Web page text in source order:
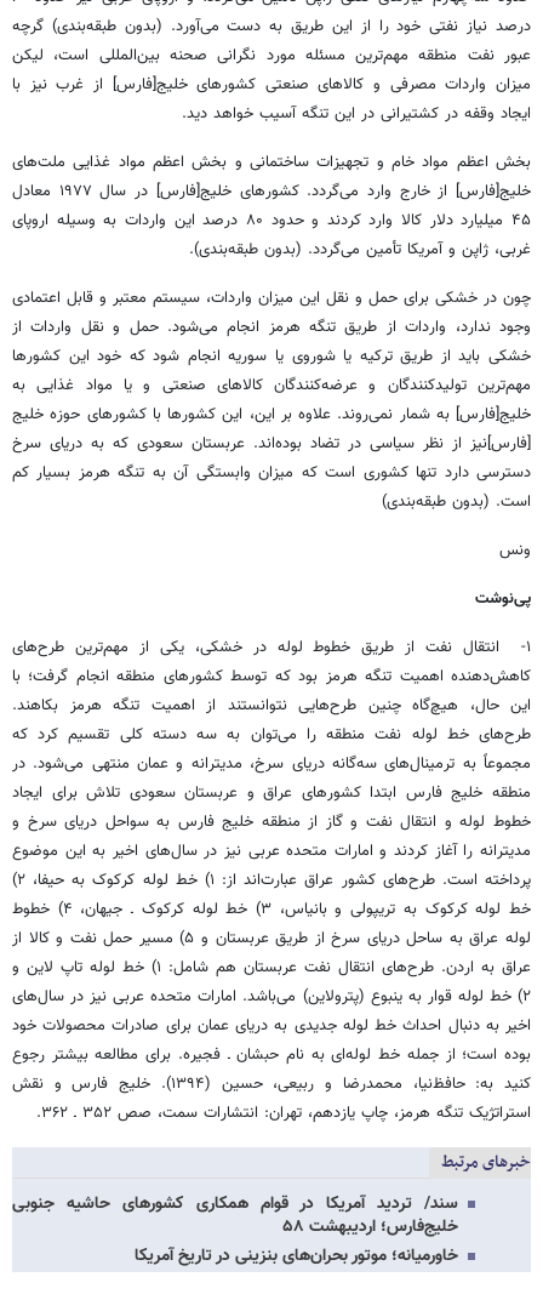
درصد نیاز نفتی خود را از این طریق به دست می‌آورد. (بدون طبقه‌بندی) گرچه
عبور نفت منطقه مهم‌ترین مسئله مورد نگرانی صحنه بین‌المللی است، لیکن
میزان واردات مصرفی و کالاهای صنعتی کشورهای خلیج‌[فارس] از غرب نیز با
ایجاد وقفه در کشتیرانی در این تنگه آسیب خواهد دید.
بخش اعظم مواد خام و تجهیزات ساختمانی و بخش اعظم مواد غذایی ملت‌های
خلیج[فارس] از خارج وارد می‌گردد. کشورهای خلیج[فارس] در سال ۱۹۷۷ معادل
۴۵ میلیارد دلار کالا وارد کردند و حدود ۸۰ درصد این واردات به وسیله اروپای
غربی، ژاپن و آمریکا تأمین می‌گردد. (بدون طبقه‌بندی).
چون در خشکی برای حمل و نقل این میزان واردات، سیستم معتبر و قابل اعتمادی
وجود ندارد، واردات از طریق تنگه هرمز انجام می‌شود. حمل و نقل واردات از
خشکی باید از طریق ترکیه یا شوروی یا سوریه انجام شود که خود این کشورها
مهم‌ترین تولیدکنندگان و عرضه‌کنندگان کالاهای صنعتی و یا مواد غذایی به
خلیج[فارس] به شمار نمی‌روند. علاوه بر این، این کشورها با کشورهای حوزه خلیج
[فارس]نیز از نظر سیاسی در تضاد بوده‌اند. عربستان سعودی که به دریای سرخ
دسترسی دارد تنها کشوری است که میزان وابستگی آن به تنگه هرمز بسیار کم
است. (بدون طبقه‌بندی)
ونس
پی‌نوشت
۱- انتقال نفت از طریق خطوط لوله در خشکی، یکی از مهم‌ترین طرح‌های
کاهش‌دهنده اهمیت تنگه هرمز بود که توسط کشورهای منطقه انجام گرفت؛ با
این حال، هیچ‌گاه چنین طرح‌هایی نتوانستند از اهمیت تنگه هرمز بکاهند.
طرح‌های خط لوله نفت منطقه را می‌توان به سه دسته کلی تقسیم کرد که
مجموعاً به ترمینال‌های سه‌گانه دریای سرخ، مدیترانه و عمان منتهی می‌شود. در
منطقه خلیج فارس ابتدا کشورهای عراق و عربستان سعودی تلاش برای ایجاد
خطوط لوله و انتقال نفت و گاز از منطقه خلیج فارس به سواحل دریای سرخ و
مدیترانه را آغاز کردند و امارات متحده عربی نیز در سال‌های اخیر به این موضوع
پرداخته است. طرح‌های کشور عراق عبارت‌اند از: ۱) خط لوله کرکوک به حیفا، ۲)
خط لوله کرکوک به تریپولی و بانیاس، ۳) خط لوله کرکوک ـ جیهان، ۴) خطوط
لوله عراق به ساحل دریای سرخ از طریق عربستان و ۵) مسیر حمل نفت و کالا از
عراق به اردن. طرح‌های انتقال نفت عربستان هم شامل: ۱) خط لوله تاپ لاین و
۲) خط لوله قوار به ینبوع (پترولاین) می‌باشد. امارات متحده عربی نیز در سال‌های
اخیر به دنبال احداث خط لوله جدیدی به دریای عمان برای صادرات محصولات خود
بوده است؛ از جمله خط لوله‌ای به نام حبشان ـ فجیره. برای مطالعه بیشتر رجوع
کنید به: حافظ‌نیا، محمدرضا و ربیعی، حسین (۱۳۹۴). خلیج فارس و نقش
استراتژیک تنگه هرمز، چاپ یازدهم، تهران: انتشارات سمت، صص ۳۵۲ ـ ۳۶۲.
خبرهای مرتبط
سند/ تردید آمریکا در قوام همکاری کشورهای حاشیه جنوبی
خلیج‌فارس؛ اردیبهشت ۵۸
خاورمیانه؛ موتور بحران‌های بنزینی در تاریخ آمریکا